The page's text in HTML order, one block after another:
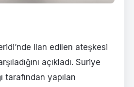
ilan edilen ateşkesi
açıkladı. Suriye
tarafından yapılan